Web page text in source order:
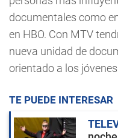
documentales como
en HBO. Con MTV
nueva unidad de
orientado a los
TE PUEDE INTERESAR